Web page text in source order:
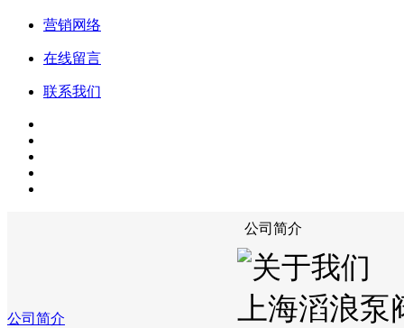
营销网络
在线留言
联系我们
公司简介
公司简介
上海滔浪